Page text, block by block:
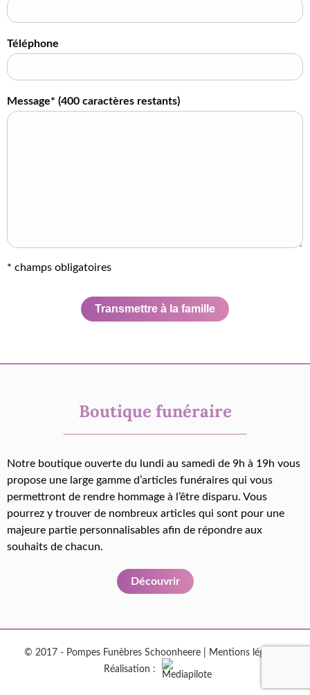
Téléphone
Message* (400 caractères restants)
* champs obligatoires
Transmettre à la famille
Boutique funéraire
Notre boutique ouverte du lundi au samedi de 9h à 19h vous
propose une large gamme d’articles funéraires qui vous
permettront de rendre hommage à l’être disparu. Vous
pourrez y trouver de nombreux articles qui sont pour une
majeure partie personnalisables afin de répondre aux
souhaits de chacun.
Découvrir
© 2017 - Pompes Funèbres Schoonheere | Mentions légales
Réalisation :